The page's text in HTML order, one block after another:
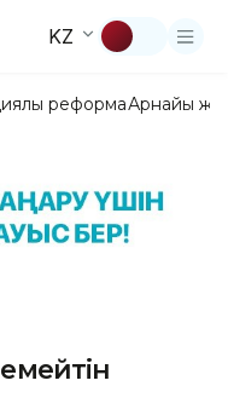
KZ
реформаАрнайы